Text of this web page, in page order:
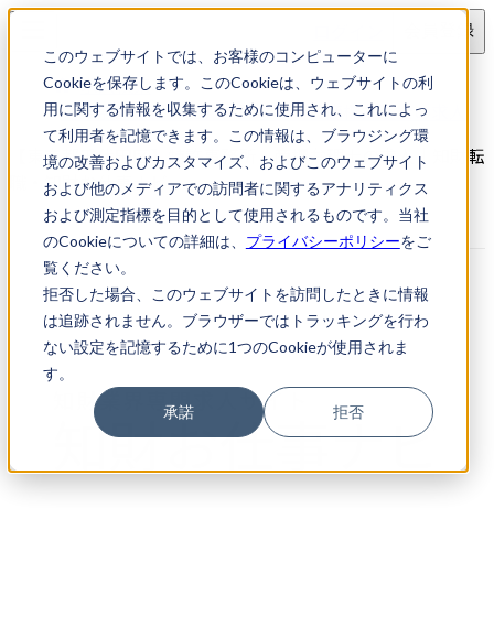
このウェブサイトでは、お客様のコンピューターに
Cookieを保存します。このCookieは、ウェブサイトの利
用に関する情報を収集するために使用され、これによっ
て利用者を記憶できます。この情報は、ブラウジング環
境の改善およびカスタマイズ、およびこのウェブサイト
および他のメディアでの訪問者に関するアナリティクス
および測定指標を目的として使用されるものです。当社
のCookieについての詳細は、 プライバシーポリシーをご
覧ください。
拒否した場合、このウェブサイトを訪問したときに情報
は追跡されません。ブラウザーではトラッキングを行わ
ない設定を記憶するために1つのCookieが使用されま
す。
承諾 拒否
会員登録
求人検索
【東京都千代田区】特許事務所・商標弁理士の求人
【東京都千代田区】特許事務所・商標弁理士の求人｜知財転
職・知財お仕事ナビ